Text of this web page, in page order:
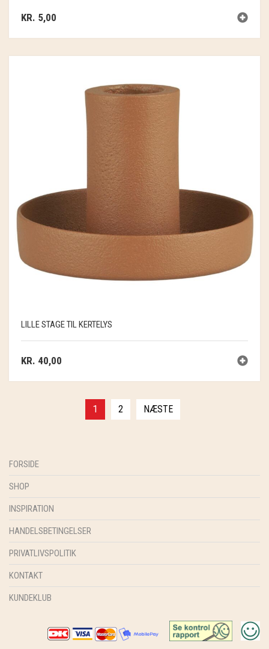
KR. 5,00
LILLE STAGE TIL KERTELYS
KR. 40,00
1 2 NÆSTE
FORSIDE
SHOP
INSPIRATION
HANDELSBETINGELSER
PRIVATLIVSPOLITIK
KONTAKT
KUNDEKLUB